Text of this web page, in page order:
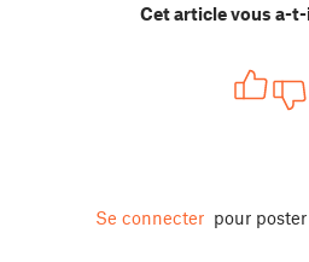
Cet article vous a-
Se connecter pour